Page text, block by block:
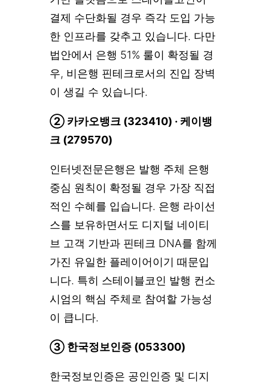
결제 수단화될 경우 즉각 도입 가능
한 인프라를 갖추고 있습니다. 다만
법안에서 은행 51% 룰이 확정될 경
우, 비은행 핀테크로서의 진입 장벽
이 생길 수 있습니다.
② 카카오뱅크 (323410) · 케이뱅
크 (279570)
인터넷전문은행은 발행 주체 은행
중심 원칙이 확정될 경우 가장 직접
적인 수혜를 입습니다. 은행 라이선
스를 보유하면서도 디지털 네이티
브 고객 기반과 핀테크 DNA를 함께
가진 유일한 플레이어이기 때문입
니다. 특히 스테이블코인 발행 컨소
시엄의 핵심 주체로 참여할 가능성
이 큽니다.
③ 한국정보인증 (053300)
한국정보인증은 공인인증 및 디지